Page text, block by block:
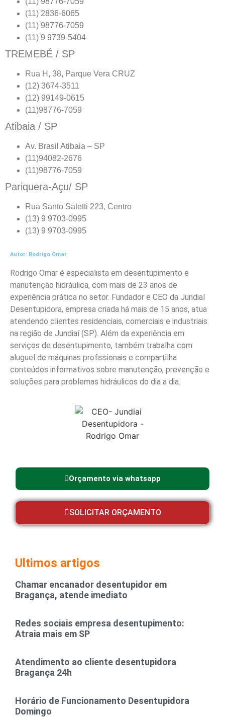
(11) 2836-6065
(11) 98776-7059
(11) 9 9739-5404
TREMEBÉ / SP
Rua H, 38, Parque Vera CRUZ
(12) 3674-3511
(12) 99149-0615
(11)98776-7059
Atibaia / SP
Av. Brasil Atibaia – SP
(11)94082-2676
(11)98776-7059
Pariquera-Açu/ SP
Rua Santo Saletti 223, Centro
(13) 9 9703-0995
(13) 9 9703-0995
Autor: Rodrigo Omar
Rodrigo Omar é especialista em desentupimento e
manutenção hidráulica, com mais de 23 anos de
experiência prática no setor. Fundador e CEO da Jundiaí
Desentupidora, empresa criada há mais de 15 anos, atua
atendendo clientes residenciais, comerciais e industriais
na região de Jundiaí (SP). Além da experiência em
serviços de desentupimento, também trabalha com
aluguel de máquinas profissionais e compartilha
conteúdos informativos sobre manutenção, prevenção e
soluções para problemas hidráulicos do dia a dia.
Orçamento via whatsapp
SOLICITAR ORÇAMENTO
Ultimos artigos
Chamar encanador desentupidor em
Bragança, atende imediato
Redes sociais empresa desentupimento:
Atraia mais em SP
Atendimento ao cliente desentupidora
Bragança 24h
Horário de Funcionamento Desentupidora
Domingo